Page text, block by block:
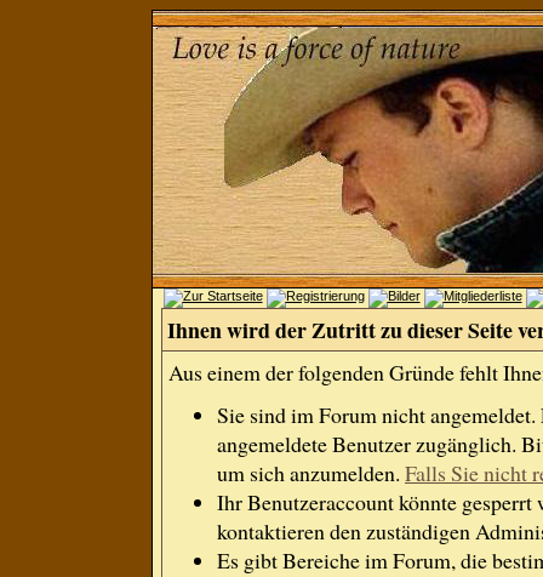
Ihnen wird der Zutritt zu dieser Seite
Aus einem der folgenden Gründe fehlt
Sie sind im Forum nicht
angemeldete Benutzer zugänglich.
um sich anzumelden. Falls Sie nicht
Ihr Benutzeraccount könnte gesperrt
kontaktieren den zuständigen
Es gibt Bereiche im Forum, die